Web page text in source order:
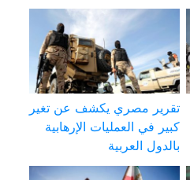
تقرير مصري يكشف عن تغير
كبير في العمليات الإرهابية
بالدول العربية